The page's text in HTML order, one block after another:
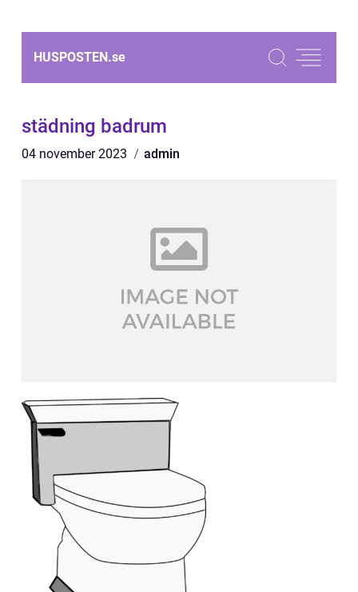
HUSPOSTEN.se
städning badrum
04 november 2023 admin